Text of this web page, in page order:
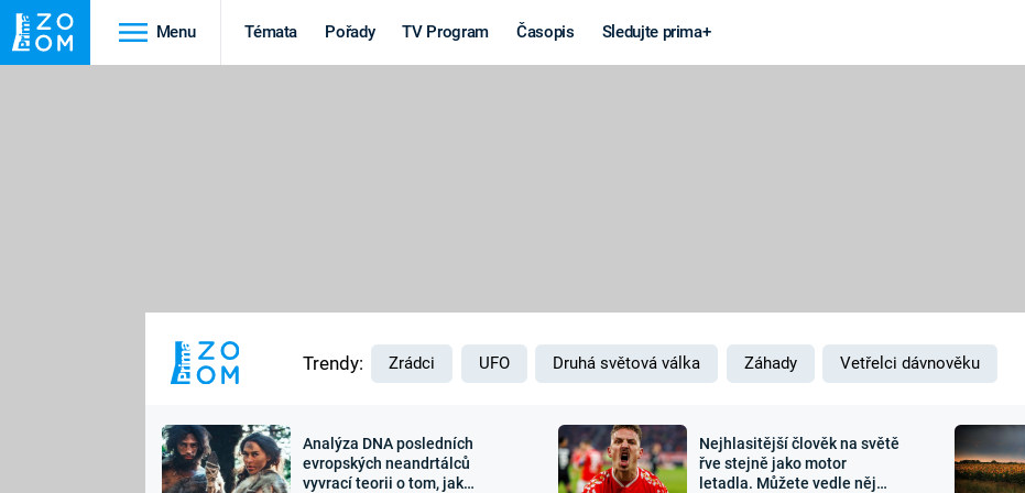
Menu Témata Pořady TV Program Časopis Sledujte prima+
MARS
Výročí
Záhady a
Zajímavosti
Trendy: Zrádci UFO Druhá světová válka Záhady Vetřelci dávnověku
Analýza DNA posledních
evropských neandrtálců
vyvrací teorii o tom, jak
Nejhlasitější člověk na světě
řve stejně jako motor
letadla. Můžete vedle něj